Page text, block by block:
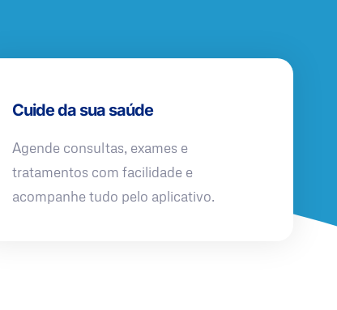
Cuide da sua saúde
Agende consultas, exames e
tratamentos com facilidade e
acompanhe tudo pelo aplicativo.